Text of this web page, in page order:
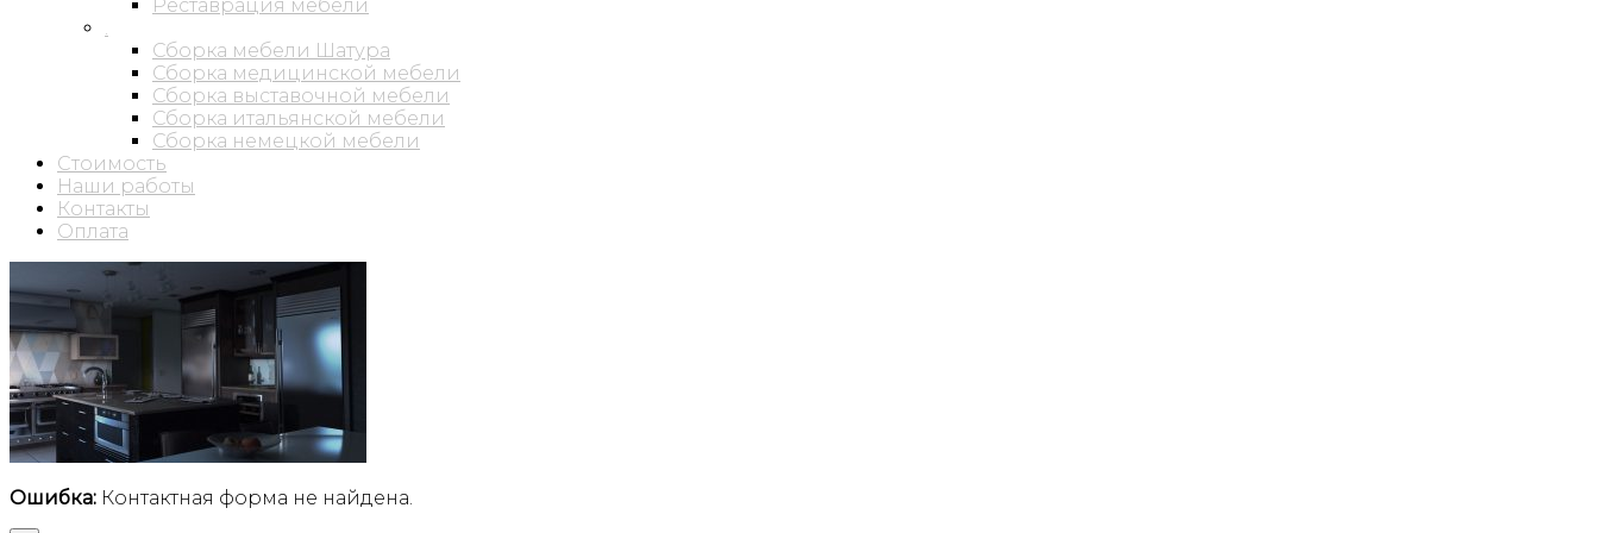
Реставрация мебели
Сборка мебели Шатура
Сборка медицинской мебели
Сборка выставочной мебели
Сборка итальянской мебели
Сборка немецкой мебели
Стоимость
Наши работы
Контакты
Оплата
Ошибка: Контактная форма не найдена.